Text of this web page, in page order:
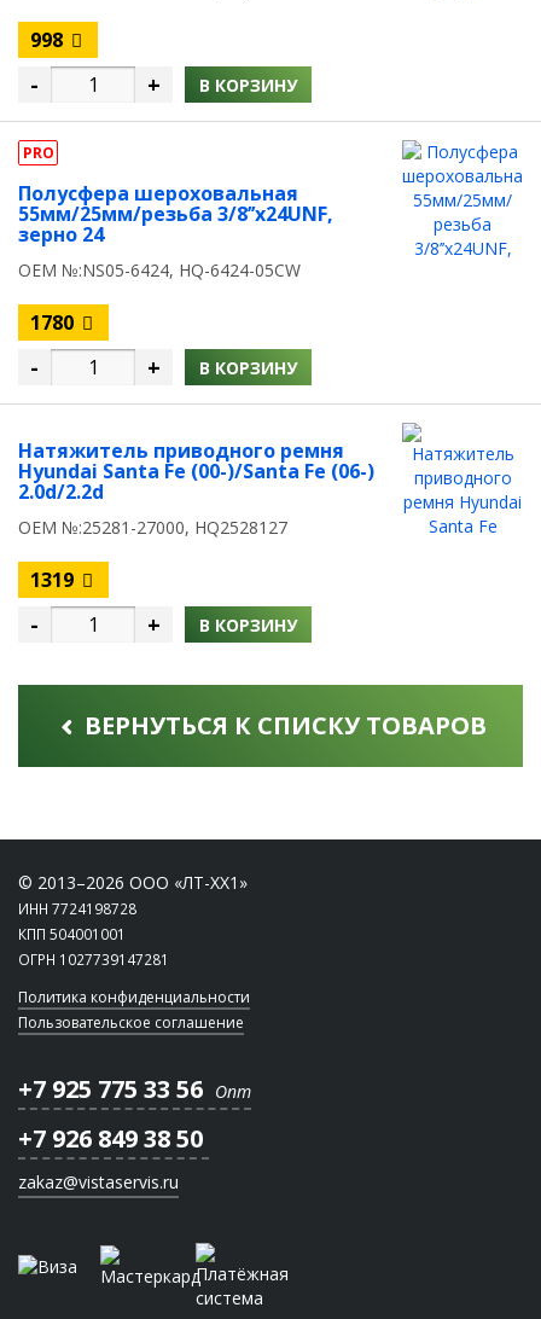
998
- + В КОРЗИНУ
PRO
Полусфера шероховальная
55мм/25мм/резьба 3/8’’х24UNF,
зерно 24
OEM №:NS05-6424, HQ-6424-05CW
1780
- + В КОРЗИНУ
Натяжитель приводного ремня
Hyundai Santa Fe (00-)/Santa Fe (06-)
2.0d/2.2d
OEM №:25281-27000, HQ2528127
1319
- + В КОРЗИНУ
ВЕРНУТЬСЯ К СПИСКУ ТОВАРОВ
© 2013–2026 ООО «ЛТ-ХХ1»
ИНН 7724198728
КПП 504001001
ОГРН 1027739147281
Политика конфиденциальности
Пользовательское соглашение
+7 925 775 33 56 Опт
+7 926 849 38 50
zakaz@vistaservis.ru